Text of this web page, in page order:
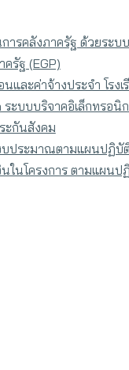
ารคลังภาครัฐ ด้วยระบ
รัฐ (EGP)
นและค่าจ้างประจำ โ
ะบบบริจาคอิเล็กทรอนิ
ะกันสังคม
บประมาณตามแผนปฏิบั
ในโครงการ ตามแผน